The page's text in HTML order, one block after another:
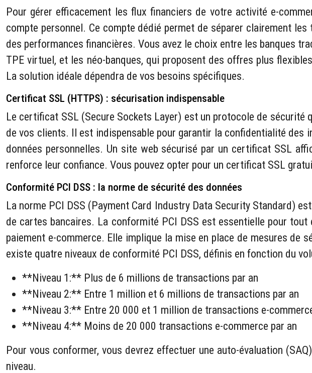
Pour gérer efficacement les flux financiers de votre activité e-
compte personnel. Ce compte dédié permet de séparer clairement
des performances financières. Vous avez le choix entre les banques
TPE virtuel, et les néo-banques, qui proposent des offres plus
La solution idéale dépendra de vos besoins spécifiques.
Certificat SSL (HTTPS) : sécurisation indispensable
Le certificat SSL (Secure Sockets Layer) est un protocole de
de vos clients. Il est indispensable pour garantir la confidentialité
données personnelles. Un site web sécurisé par un certificat SSL
renforce leur confiance. Vous pouvez opter pour un certificat SSL
Conformité PCI DSS : la norme de sécurité des données
La norme PCI DSS (Payment Card Industry Data Security Standard)
de cartes bancaires. La conformité PCI DSS est essentielle pour
paiement e-commerce. Elle implique la mise en place de mesures
existe quatre niveaux de conformité PCI DSS, définis en fonction du
**Niveau 1:** Plus de 6 millions de transactions par an
**Niveau 2:** Entre 1 million et 6 millions de transactions par an
**Niveau 3:** Entre 20 000 et 1 million de transactions e-
**Niveau 4:** Moins de 20 000 transactions e-commerce par an
Pour vous conformer, vous devrez effectuer une auto-évaluation
niveau.